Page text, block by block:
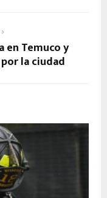
en Temuco y
la ciudad